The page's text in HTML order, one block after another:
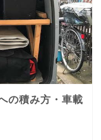
の積み方・車載